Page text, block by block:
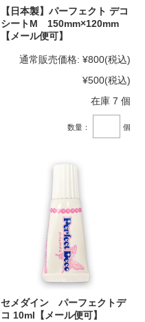
【日本製】パーフェクト デコ
シートM 150mm×120mm
【メール便可】
通常販売価格: ¥800(税込)
¥500(税込)
在庫 7 個
数量： 個
セメダイン パーフェクトデ
コ 10ml【メール便可】